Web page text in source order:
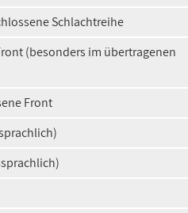
Schlachtreihe
(besonders im übertragenen
Front